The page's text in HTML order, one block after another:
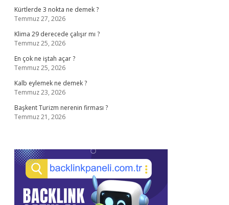
Kürtlerde 3 nokta ne demek ?
Temmuz 27, 2026
Klima 29 derecede çalışır mı ?
Temmuz 25, 2026
En çok ne iştah açar ?
Temmuz 25, 2026
Kalb eylemek ne demek ?
Temmuz 23, 2026
Başkent Turizm nerenin firması ?
Temmuz 21, 2026